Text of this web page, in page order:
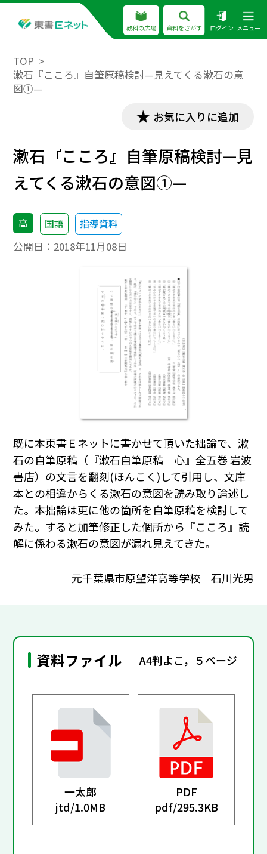
教科の広場 資料をさがす ログイン メニュー
TOP
漱石『こころ』自筆原稿検討—見えてくる漱石の意
図①—
お気に入りに追加
漱石『こころ』自筆原稿検討—見
えてくる漱石の意図①—
高 国語 指導資料
公開日： 2018年11月08日
既に本東書Ｅネットに書かせて頂いた拙論で、漱
石の自筆原稿（『漱石自筆原稿 心』全五巻 岩波
書店）の文言を翻刻(ほんこく)して引用し、文庫
本との相違からくる漱石の意図を読み取り論述し
た。本拙論は更に他の箇所を自筆原稿を検討して
みた。すると加筆修正した個所から『こころ』読
解に係わる漱石の意図が漏れ見えてきた。
元千葉県市原望洋高等学校 石川光男
資料ファイル A4判よこ，５ページ
一太郎
jtd/1.0MB
PDF
pdf/295.3KB